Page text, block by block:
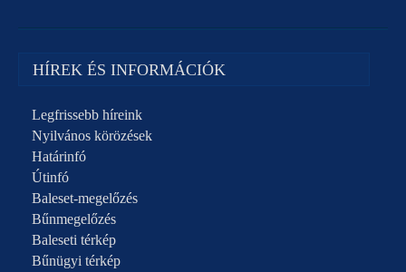
HÍREK ÉS INFORMÁCIÓK
Legfrissebb híreink
Nyilvános körözések
Határinfó
Útinfó
Baleset-megelőzés
Bűnmegelőzés
Baleseti térkép
Bűnügyi térkép